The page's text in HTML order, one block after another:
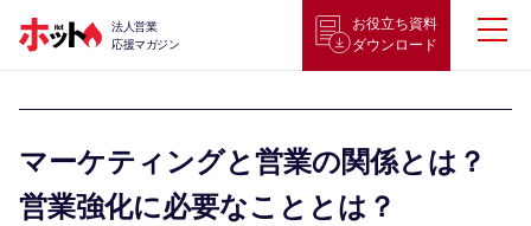
法人営業
応援マガジン
お役立ち資料
ダウンロード
マーケティングと営業の関係とは？
営業強化に必要なこととは？